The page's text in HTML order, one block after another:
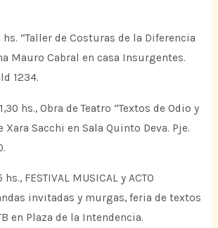
hs. “Taller de Costuras de la Diferencia
Mauro Cabral en casa Insurgentes.
1234.
hs., Obra de Teatro “Textos de Odio y
Xara Sacchi en Sala Quinto Deva. Pje.
FESTIVAL MUSICAL y ACTO
invitadas y murgas, feria de textos
en Plaza de la Intendencia.